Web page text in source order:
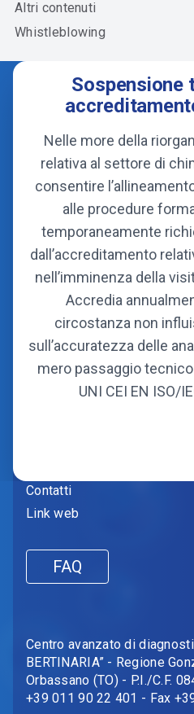
Altri contenuti
Whistleblowing
Sospensione
Nelle more della
relativa al settore di
consentire
alle procedure
temporaneamente
dall’accreditamento
nell’imminenza della
Accredia
circostanza non
sull’accuratezza delle
mero passaggio
UNI CEI EN ISO/
Consorzio
Statuto
Soci fondatori
Soci attuali
Contatti
Link web
FAQ
Centro avanzato di
BERTINARIA” - Regione
Orbassano (TO) - P.I./C.F.
+39 011 90 22 401 - Fax